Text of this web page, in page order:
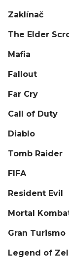
Zaklínač
The Elder
Mafia
Fallout
Far Cry
Call of Duty
Diablo
Tomb Raider
FIFA
Resident Evil
Mortal
Gran Turismo
Legend of